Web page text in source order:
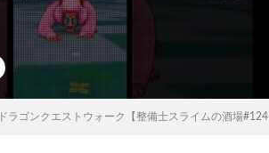
ドラゴンクエストウォーク【整備士スライムの酒場